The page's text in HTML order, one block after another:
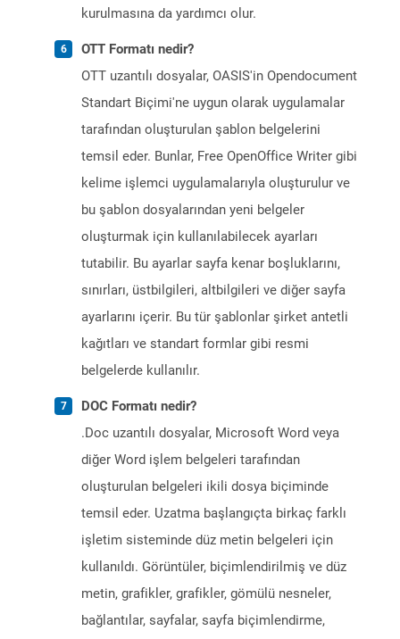
kurulmasına da yardımcı olur.
OTT Formatı nedir?
OTT uzantılı dosyalar, OASIS'in Opendocument
Standart Biçimi'ne uygun olarak uygulamalar
tarafından oluşturulan şablon belgelerini
temsil eder. Bunlar, Free OpenOffice Writer gibi
kelime işlemci uygulamalarıyla oluşturulur ve
bu şablon dosyalarından yeni belgeler
oluşturmak için kullanılabilecek ayarları
tutabilir. Bu ayarlar sayfa kenar boşluklarını,
sınırları, üstbilgileri, altbilgileri ve diğer sayfa
ayarlarını içerir. Bu tür şablonlar şirket antetli
kağıtları ve standart formlar gibi resmi
belgelerde kullanılır.
DOC Formatı nedir?
.Doc uzantılı dosyalar, Microsoft Word veya
diğer Word işlem belgeleri tarafından
oluşturulan belgeleri ikili dosya biçiminde
temsil eder. Uzatma başlangıçta birkaç farklı
işletim sisteminde düz metin belgeleri için
kullanıldı. Görüntüler, biçimlendirilmiş ve düz
metin, grafikler, grafikler, gömülü nesneler,
bağlantılar, sayfalar, sayfa biçimlendirme,